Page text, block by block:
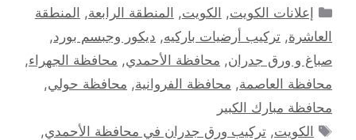
التصنيفات
إعلانات الكويت, الكويت, المنطقة الرابعة, المنطقة
العاشرة, تركيب أرضيات باركيه, ديكور وجبسم بورد,
صباغ و ورق جدران, محافظة الأحمدي, محافظة الجهراء,
محافظة العاصمة, محافظة الفروانية, محافظة حولي,
محافظة مبارك الكبير
الوسوم
الكويت,تركيب ورق جدران في محافظة الأحمدي,